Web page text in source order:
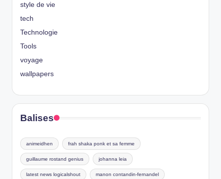
style de vie
tech
Technologie
Tools
voyage
wallpapers
Balises
animeidhen frah shaka ponk et sa femme
guillaume rostand genius johanna leia
latest news logicalshout manon contandin-fernandel